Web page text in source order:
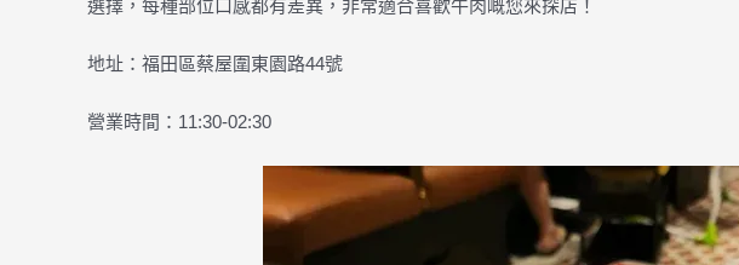
選擇，每種部位口感都有差異，非常適合喜歡牛肉嘅您來探店！
地址：福田區蔡屋圍東園路44號
營業時間：11:30-02:30